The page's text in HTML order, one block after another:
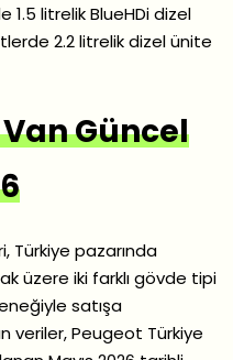
litrelik BlueHDi dizel
2.2 litrelik dizel ünite
Güncel
Türkiye pazarında
üzere iki farklı gövde tipi
satışa
veriler, Peugeot Türkiye